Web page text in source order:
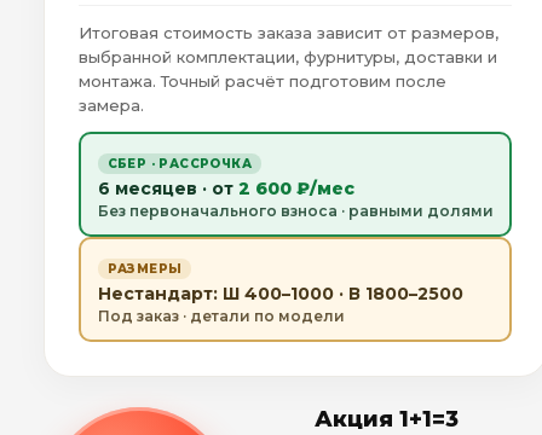
Итоговая стоимость заказа зависит от размеров,
выбранной комплектации, фурнитуры, доставки и
монтажа. Точный расчёт подготовим после
замера.
СБЕР · РАССРОЧКА
6 месяцев · от 2 600 ₽/мес
Без первоначального взноса · равными долями
РАЗМЕРЫ
Нестандарт: Ш 400–1000 · В 1800–2500
Под заказ · детали по модели
Акция 1+1=3